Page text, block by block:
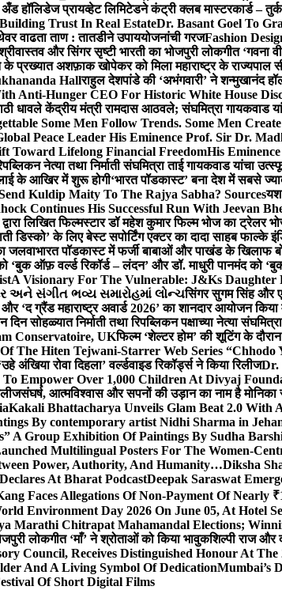
हॉलिडेज प्रायव्हेट लिमिटेडने कंट्री क्लब मास्टरकार्ड –
Trust In Real EstateDr. Basant Goel To
वाढता ताण : तातडीने उपाययोजनांची गरजFashion
और सिंगर सृष्टी भारती का भोजपुरी लोकगीत
प्रख्यात अशफ़ाक खोपेकर को मिला महाराष्ट्र के राज्यपाल
Hallराहुल देशपांडे की ‘अभंगवारी’ ने शन्मुखानंद
Anti-Hunger CEO For Historic White House
धावले केंद्रीय मंत्री रामदास आठवले; संघमित्रा गायकवाड
Some Men Follow Trends. Some Men
Peace Leader His Eminence Prof. Sir Dr.
Toward Lifelong Financial FreedomHis
नेत्या तथा निर्माती संघमित्रा ताई गायकवाड यांचा
के आखिर में शुरू होगी‘भारत पॉडकास्ट’ बना देश में सबसे
Kuldip Maity To The Rajya Sabha? Sourcesयश
Continues His Successful Run With Jeevan
लिखित फिल्मस्टार डॉ महेश कुमार फिल्म भोज का ट्रेलर
डिस्को’ के लिए बेस्ट सपोर्टिंग एक्टर का दादा साहब फाल्के
जलवाभारत पॉडकास्ट में फर्जी बाबाओं और पाखंड के खिलाफ
‘बुक ऑफ़ वर्ल्ड रिकॉर्ड – लंदन’ और डॉ. माधुरी पानमंद को
A Visionary For The Vulnerable: J&Ks
અને સંગીત ભવ્ય સમારોહમાં લોન્ચसिंगर सुगम सिंह और
‘द ग्रैंड महाराष्ट्र अवार्ड 2026’ का शानदार आयोजन किया
दिन सोहळ्यात निर्माती तथा रिपब्लिकन पक्षाच्या नेत्या
Conservatoire, UKफिल्म ‘शेल्टर होम’ की शूटिंग के
The Hiten Tejwani-Starrer Web Series “Chhodo
रोवा दिहला’ वर्ल्डवाइड रिकॉर्ड्स ने किया रिलीजDr.
Empower Over 1,000 Children At Divyaj
संघर्ष, आत्मविश्वास और सपनों की उड़ान का नाम है मोनिका
Kakali Bhattacharya Unveils Glam Beat 2.0
By contemporary artist Nidhi Sharma in
A Group Exhibition Of Paintings By Sudha
Multilingual Posters For The Women-
Power, Authority, And Humanity…Diksha
At Bharat PodcastDeepak Saraswat
Faces Allegations Of Non-Payment Of
Environment Day 2026 On June 05, At Hotel
Marathi Chitrapat Mahamandal Elections;
लोकगीत ‘माँ’ ने श्रोताओं को किया भावुकशिल्पी राज और
Council, Receives Distinguished Honour At
And A Living Symbol Of DedicationMumbai’s
Of Short Digital Films